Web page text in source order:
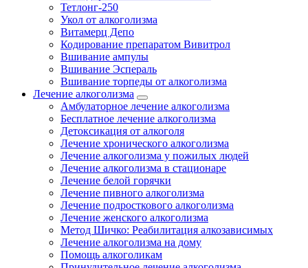
Тетлонг-250
Укол от алкоголизма
Витамерц Депо
Кодирование препаратом Вивитрол
Вшивание ампулы
Вшивание Эспераль
Вшивание торпеды от алкоголизма
Лечение алкоголизма
Амбулаторное лечение алкоголизма
Бесплатное лечение алкоголизма
Детоксикация от алкоголя
Лечение хронического алкоголизма
Лечение алкоголизма у пожилых людей
Лечение алкоголизма в стационаре
Лечение белой горячки
Лечение пивного алкоголизма
Лечение подросткового алкоголизма
Лечение женского алкоголизма
Метод Шичко: Реабилитация алкозависимых
Лечение алкоголизма на дому
Помощь алкоголикам